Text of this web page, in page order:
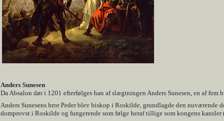
Anders Sunesen
Da Absalon dør i 1201 efterfølges han af slægtningen Anders Sunesen, en af
Anders Sunesens bror Peder blev biskop i Roskilde, grundlagde den
domprovst i Roskilde og fungerende som følge heraf tillige som kongens